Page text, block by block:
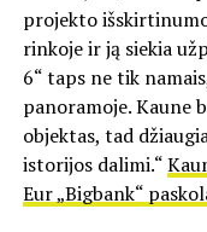
projekto
rinkoje ir ją siekia
6“ taps ne tik
panoramoje. Kaune
objektas, tad
istorijos dalimi.“
Eur „Bigbank“